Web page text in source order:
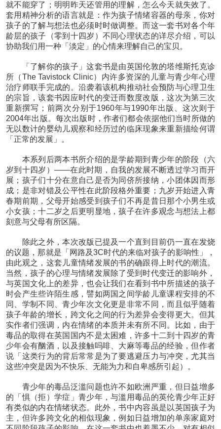
就不能穿了；明明昨天还管用的理解，怎么今天就失效了。
套用精神分析的语言就是：作为孩子情绪容器的母亲，你对
孩子的了解与想法也必须时时做调整。而这一套书对各个年
龄层的孩子（零到十四岁）不同心理状态的详尽介绍，可以
协助我们用一种「淡定」的心情来理解自己的宝贝。
「了解你的孩子」这套书是由英国伦敦的塔维斯托克诊
所（The Tavistock Clinic）内许多资深的儿童与青少年心理
治疗师联手完成的。沿袭着该机构推动社会预防与心理卫生
的宗旨，该套书因应时代的变迁而数度改版，这次为第三次
重新撰写；前两次分别于1960年与1990年出版、这次则于
2004年出版。每次出版时，作者们都会依据他们当时所做的
无以数计的婴幼儿观察和经历过的临床现象来重新描绘何谓
「正常的发展」。
本系列后两本书所介绍的是学龄期到青少年的阶段（六
岁到十四岁）——在此时期，自我的发展不断透过学习而开
展；孩子们十分在意自己是否为同侪所接纳，小团体因而形
成；是非对错及公平性在此阶段格外重要；九岁开始进入青
春期前期，父母开始感受到孩子们不再是昔日那个小男生或
小女孩；十二岁之后更明显地，孩子在许多观念与想法上都
刻意与父母有所区隔。
除此之外，本次改版已提及一个直到目前仍一直在发烧
的议题，那就是「网路及3C时代的来临对孩子的影响性」，
由此观之，这套儿童情绪发展的书的确跟得上时代的潮流。
当然，孩子的心理与情绪发展除了受到时代变迁的影响外，
与英国文化上的差异，也会让我们在看到书中所描述的孩子
时会产生些许陌生感，譬如两国之间学龄儿童课程安排的不
同、学制不同、青少年次文化更是非常不同，而且似乎随着
孩子年龄的增长，跨文化之间的行为差异会变得更大。但其
实作者们强调，内在情绪的本质并未有所不同。比如，由于
毒品的取得在英国国内不是太困难，许多十二到十四岁的青
少年会有酗酒，以及接触吗啡、大麻等毒品的经验，但作者
说「这类行为的背后常常是为了要逃避压力与冲突，尤其当
这些冲突是因为不快乐、无能为力和自卑感所引起）。
青少年的毒品泛滥问题也许不如欧洲严重，但日益增多
的「惧（拒）学症」青少年，与滥用毒品的英伦青少年正好
有类似的内在情绪状态。此外，书中内容虽是以英国孩子为
主，但许多跨文化的相似现象，例如日益增加的单亲家庭对